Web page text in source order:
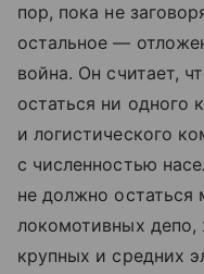
пор, пока не
остальное —
война. Он считает,
остаться ни одного
и логистического
с численностью
не должно остаться
локомотивных депо,
крупных и средних